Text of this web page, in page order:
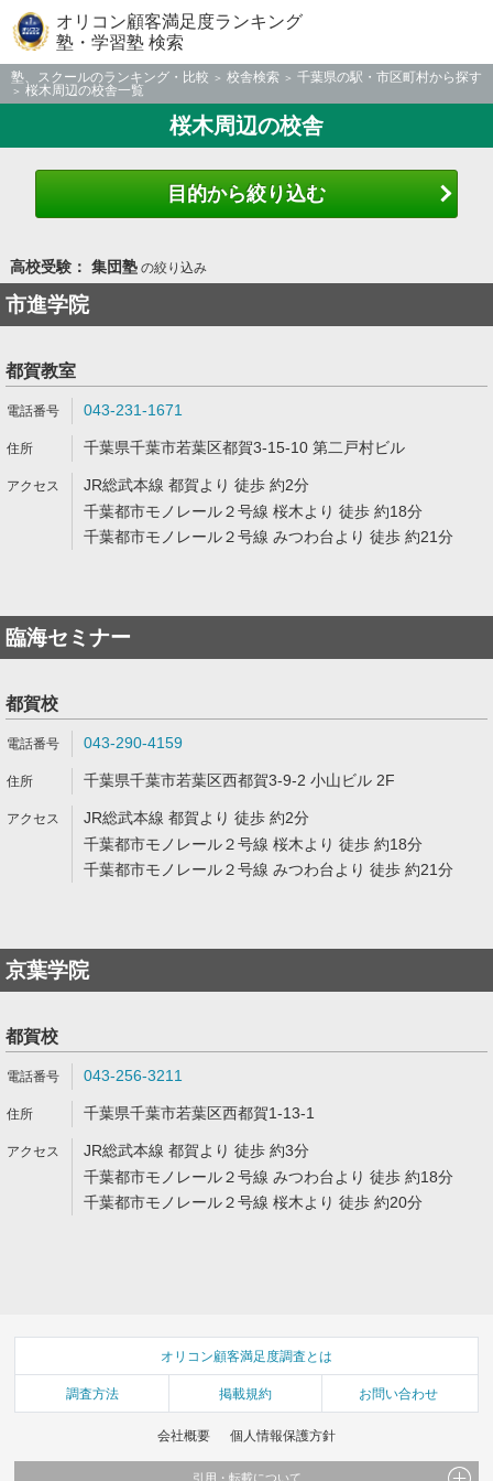
オリコン顧客満足度ランキング
塾・学習塾 検索
塾、スクールのランキング・比較 校舎検索
千葉県の駅・市区町村から探す
桜木周辺の校舎一覧
桜木周辺の校舎
目的から絞り込む
高校受験： 集団塾の絞り込み
市進学院
都賀教室
043-231-1671
千葉県千葉市若葉区都賀3-15-10 第二戸村ビル
JR総武本線 都賀より 徒歩 約2分
千葉都市モノレール２号線 桜木より 徒歩 約18分
千葉都市モノレール２号線 みつわ台より 徒歩 約21分
臨海セミナー
都賀校
043-290-4159
千葉県千葉市若葉区西都賀3-9-2 小山ビル 2F
JR総武本線 都賀より 徒歩 約2分
千葉都市モノレール２号線 桜木より 徒歩 約18分
千葉都市モノレール２号線 みつわ台より 徒歩 約21分
京葉学院
都賀校
043-256-3211
千葉県千葉市若葉区西都賀1-13-1
JR総武本線 都賀より 徒歩 約3分
千葉都市モノレール２号線 みつわ台より 徒歩 約18分
千葉都市モノレール２号線 桜木より 徒歩 約20分
オリコン顧客満足度調査とは
調査方法 掲載規約 お問い合わせ
会社概要 個人情報保護方針
引用・転載について